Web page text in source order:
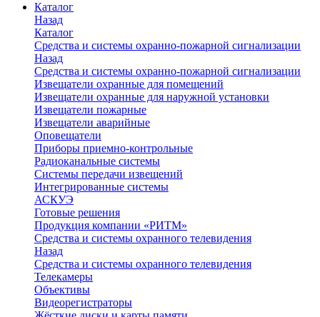
Каталог
Назад
Каталог
Средства и системы охранно-пожарной сигнализации
Назад
Средства и системы охранно-пожарной сигнализации
Извещатели охранные для помещений
Извещатели охранные для наружной установки
Извещатели пожарные
Извещатели аварийные
Оповещатели
Приборы приемно-контрольные
Радиоканальные системы
Системы передачи извещений
Интегрированные системы
АСКУЭ
Готовые решения
Продукция компании «РИТМ»
Средства и системы охранного телевидения
Назад
Средства и системы охранного телевидения
Телекамеры
Объективы
Видеорегистраторы